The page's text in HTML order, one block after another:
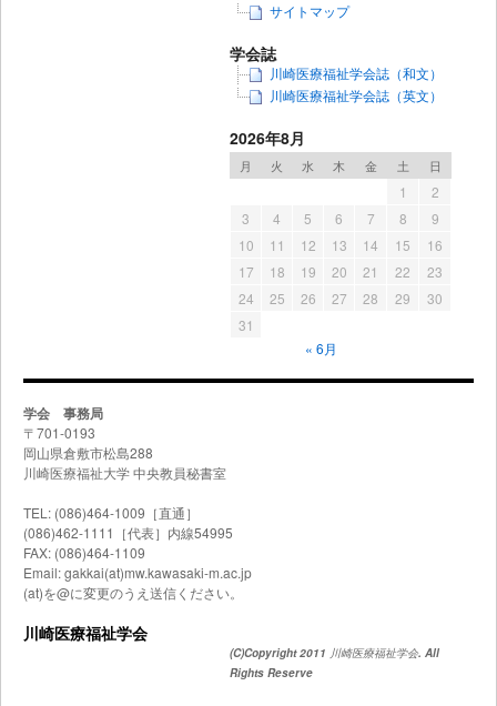
サイトマップ
学会誌
川崎医療福祉学会誌（和文）
川崎医療福祉学会誌（英文）
2026年8月
月 火 水 木 金 土 日
1
2
3
4 5 6 7 8
9
10
11 12 13 14 15
16
17
18 19 20 21 22
23
24
25 26 27 28 29
30
31
« 6月
学会 事務局
〒701-0193
岡山県倉敷市松島288
川崎医療福祉大学 中央教員秘書室
TEL: (086)464-1009［直通］
(086)462-1111［代表］内線54995
FAX: (086)464-1109
Email: gakkai(at)mw.kawasaki-m.ac.jp
(at)を@に変更のうえ送信ください。
川崎医療福祉学会
(C)Copyright 2011 川崎医療福祉学会. All
Rights Reserve